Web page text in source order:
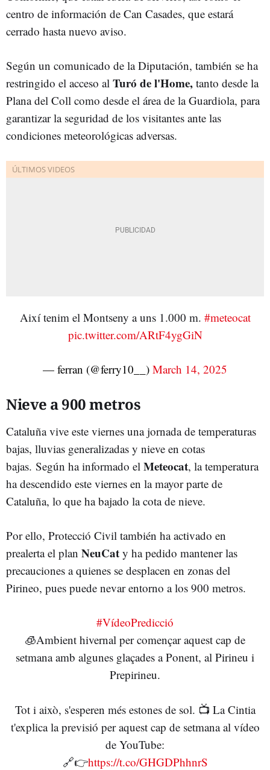
centro de información de Can Casades, que estará
cerrado hasta nuevo aviso.
Según un comunicado de la Diputación, también se ha
restringido el acceso al Turó de l'Home, tanto desde la
Plana del Coll como desde el área de la Guardiola, para
garantizar la seguridad de los visitantes ante las
condiciones meteorológicas adversas.
Així tenim el Montseny a uns 1.000 m. #meteocat
pic.twitter.com/ARtF4ygGiN
— ferran (@ferry10__) March 14, 2025
Nieve a 900 metros
Cataluña vive este viernes una jornada de temperaturas
bajas, lluvias generalizadas y nieve en cotas
bajas. Según ha informado el Meteocat, la temperatura
ha descendido este viernes en la mayor parte de
Cataluña, lo que ha bajado la cota de nieve.
Por ello, Protecció Civil también ha activado en
prealerta el plan NeuCat y ha pedido mantener las
precauciones a quienes se desplacen en zonas del
Pirineo, pues puede nevar entorno a los 900 metros.
#VídeoPredicció
🧊Ambient hivernal per començar aquest cap de
setmana amb algunes glaçades a Ponent, al Pirineu i
Prepirineu.
Tot i això, s'esperen més estones de sol. 📺 La Cintia
t'explica la previsió per aquest cap de setmana al vídeo
de YouTube:
🔗👉https://t.co/GHGDPhhnrS